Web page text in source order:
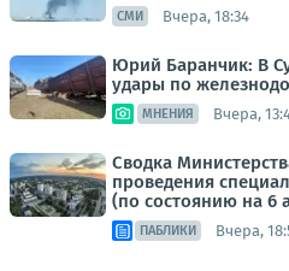
СМИ Вчера, 18:34
Юрий Баранчик: В
удары по
МНЕНИЯ Вчера,
Сводка
проведения
(по состоянию на 6
ПАБЛИКИ Вчера,